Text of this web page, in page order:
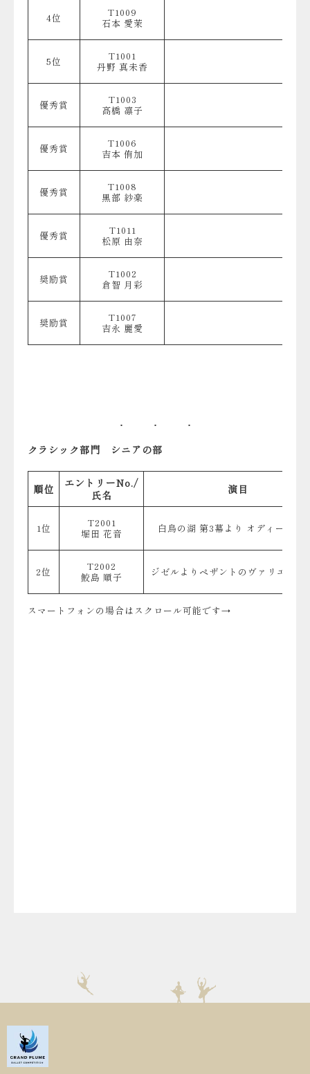
4位
T1009
石本 愛茉
5位
T1001
丹野 真未香
優秀賞
T1003
髙橋 凛子
優秀賞
T1006
吉本 侑加
優秀賞
T1008
黒部 紗楽
優秀賞
T1011
松原 由奈
奨励賞
T1002
倉智 月彩
奨励賞
T1007
吉永 麗愛
クラシック部門 シニアの部
順位
エントリーNo./
氏名
演目
1位
T2001
堀田 花音
白鳥の湖 第3幕より オディールの
2位
T2002
鮫島 順子
ジゼルよりペザントのヴァリエーシ
スマートフォンの場合はスクロール可能です→